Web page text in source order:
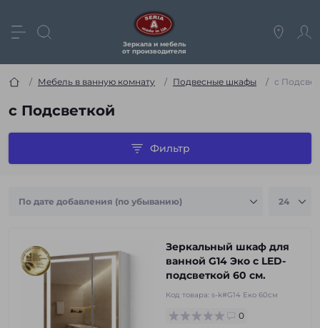
Зеркала и мебель
от производителя
Мебель в ванную комнату Подвесные шкафы с
с Подсветкой
Фильтр
Зеркальный шкаф для
ванной G14 Эко с LED-
подсветкой 60 см.
Код товара: s-k#G14 Еко 60см
0